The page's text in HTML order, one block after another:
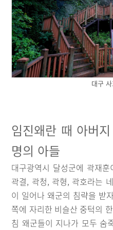
대구
임진왜란 때 아버
명의 아들
대구광역시 달성군에 곽재
곽결, 곽청, 곽형, 곽호라는
이 일어나 왜군의 침략을 받
쪽에 자리한 비슬산 중턱의
침 왜군들이 지나가 모두 숨